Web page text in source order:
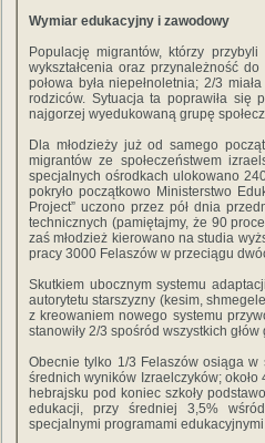
Wymiar edukacyjny i zawodowy
Populację migrantów, którzy
wykształcenia oraz przynależność
połowa była niepełnoletnia; 2/3
rodziców. Sytuacja ta poprawiła się
najgorzej wyedukowaną grupę
Dla młodzieży już od samego
migrantów ze społeczeństwem
specjalnych ośrodkach ulokowano
pokryło początkowo Ministerstwo
Project” uczono przez pół dnia
technicznych (pamiętajmy, że 90
zaś młodzież kierowano na studia
pracy 3000 Felaszów w przeciągu
Skutkiem ubocznym systemu
autorytetu starszyzny (kesim,
z kreowaniem nowego systemu
stanowiły 2/3 spośród wszystkich
Obecnie tylko 1/3 Felaszów osiąga
średnich wyników Izraelczyków;
hebrajsku pod koniec szkoły
edukacji, przy średniej 3,5%
specjalnymi programami